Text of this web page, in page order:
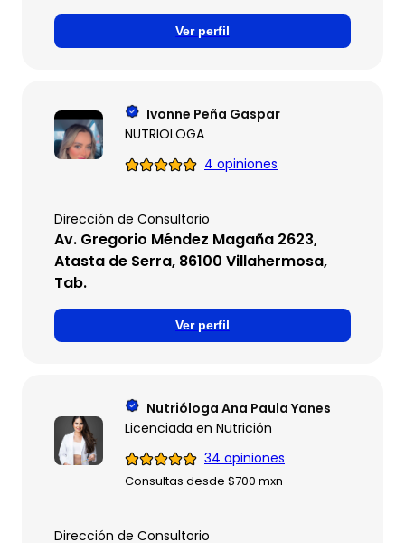
Ver perfil
Ivonne Peña Gaspar
NUTRIOLOGA
4 opiniones
Dirección de Consultorio
Av. Gregorio Méndez Magaña 2623,
Atasta de Serra, 86100 Villahermosa,
Tab.
Ver perfil
Nutrióloga Ana Paula Yanes
Licenciada en Nutrición
34 opiniones
Consultas desde $700 mxn
Dirección de Consultorio